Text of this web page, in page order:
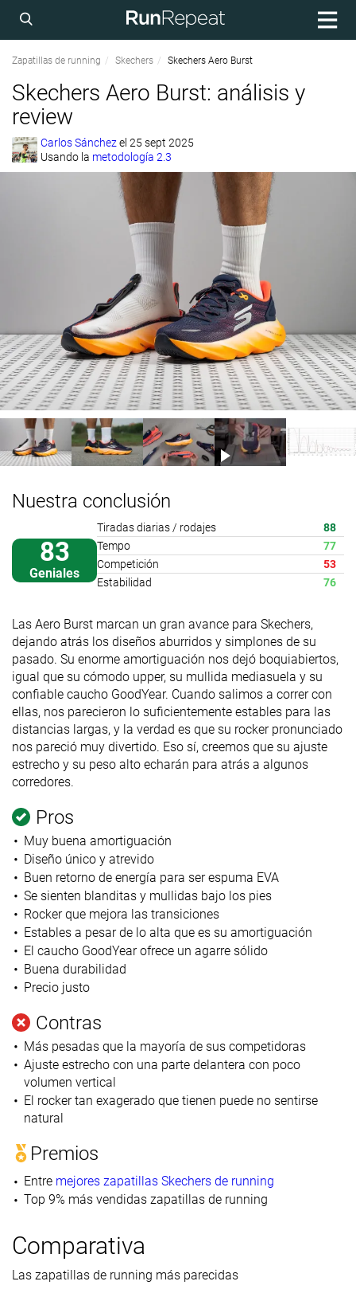
Zapatillas de running Skechers Skechers Aero Burst
Skechers Aero Burst: análisis y
review
Carlos Sánchezel 25 sept 2025
Usando la metodología 2.3
Nuestra conclusión
83
Geniales
Tiradas diarias / rodajes
88
Tempo
77
Competición
53
Estabilidad
76
Las Aero Burst marcan un gran avance para Skechers,
dejando atrás los diseños aburridos y simplones de su
pasado. Su enorme amortiguación nos dejó boquiabiertos,
igual que su cómodo upper, su mullida mediasuela y su
confiable caucho GoodYear. Cuando salimos a correr con
ellas, nos parecieron lo suficientemente estables para las
distancias largas, y la verdad es que su rocker pronunciado
nos pareció muy divertido. Eso sí, creemos que su ajuste
estrecho y su peso alto echarán para atrás a algunos
corredores.
Pros
Muy buena amortiguación
Diseño único y atrevido
Buen retorno de energía para ser espuma EVA
Se sienten blanditas y mullidas bajo los pies
Rocker que mejora las transiciones
Estables a pesar de lo alta que es su amortiguación
El caucho GoodYear ofrece un agarre sólido
Buena durabilidad
Precio justo
Contras
Más pesadas que la mayoría de sus competidoras
Ajuste estrecho con una parte delantera con poco
volumen vertical
El rocker tan exagerado que tienen puede no sentirse
natural
Premios
Entre mejores zapatillas Skechers de running
Top 9% más vendidas zapatillas de running
Comparativa
Las zapatillas de running más parecidas